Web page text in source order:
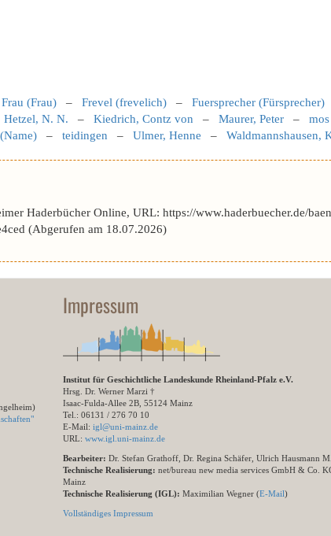
Frau (Frau) – Frevel (frevelich) – Fuersprecher (Fürsprecher)
Hetzel, N. N. – Kiedrich, Contz von – Maurer, Peter –
– teidingen – Ulmer, Henne – Waldmannshausen,
Haderbücher Online, URL: https://www.haderbuecher.de/
(Abgerufen am 18.07.2026)
Impressum
Institut für Geschichtliche Landeskunde Rheinland-Pfalz e.V.
Hrsg. Dr. Werner Marzi †
Isaac-Fulda-Allee 2B, 55124 Mainz
Tel.: 06131 / 276 70 10
E-Mail: igl@uni-mainz.de
URL: www.igl.uni-mainz.de
Bearbeiter: Dr. Stefan Grathoff, Dr. Regina Schäfer, Ulrich Hausmann
Technische Realisierung: net/bureau new media services GmbH & Co.
Mainz
Technische Realisierung (IGL): Maximilian Wegner (E-Mail)
Vollständiges Impressum